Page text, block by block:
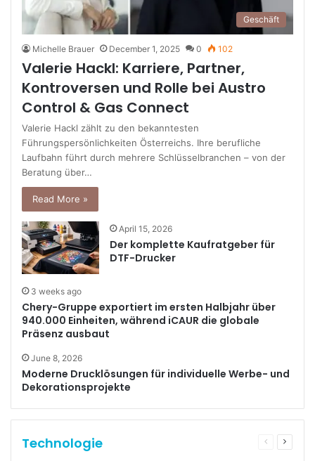
Geschäft
Michelle Brauer December 1, 2025 0 102
Valerie Hackl: Karriere, Partner,
Kontroversen und Rolle bei Austro
Control & Gas Connect
Valerie Hackl zählt zu den bekanntesten
Führungspersönlichkeiten Österreichs. Ihre berufliche
Laufbahn führt durch mehrere Schlüsselbranchen – von der
Beratung über…
Read More »
April 15, 2026
Der komplette Kaufratgeber für
DTF-Drucker
3 weeks ago
Chery-Gruppe exportiert im ersten Halbjahr über
940.000 Einheiten, während iCAUR die globale
Präsenz ausbaut
June 8, 2026
Moderne Drucklösungen für individuelle Werbe- und
Dekorationsprojekte
Technologie
Previous
Next